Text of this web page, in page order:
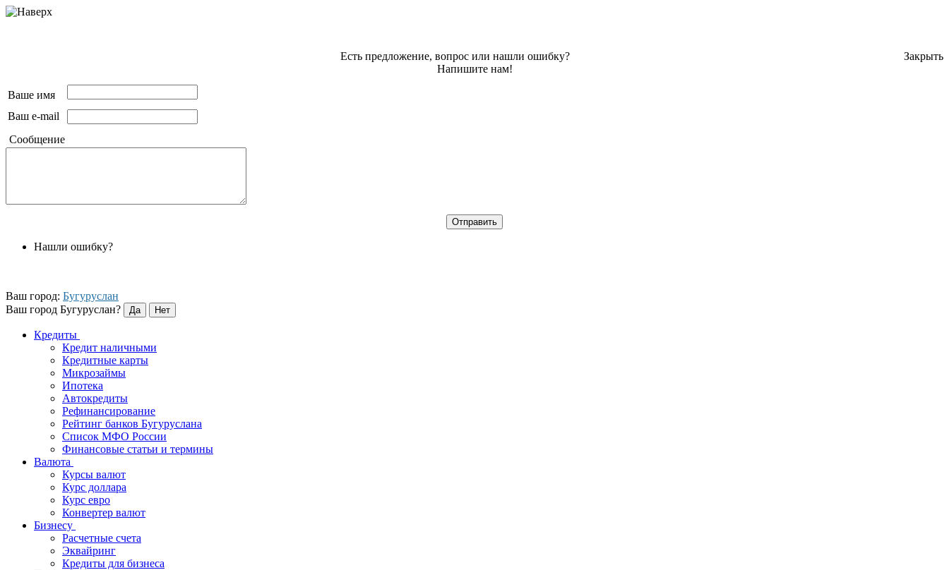
Закрыть
Есть предложение, вопрос или нашли ошибку?
Напишите нам!
Ваше имя
Ваш e-mail
Сообщение
Нашли ошибку?
Ваш город: Бугуруслан
Ваш город Бугуруслан?
Кредиты
Кредит наличными
Кредитные карты
Микрозаймы
Ипотека
Автокредиты
Рефинансирование
Рейтинг банков Бугуруслана
Список МФО России
Финансовые статьи и термины
Валюта
Курсы валют
Курс доллара
Курс евро
Конвертер валют
Бизнесу
Расчетные счета
Эквайринг
Кредиты для бизнеса